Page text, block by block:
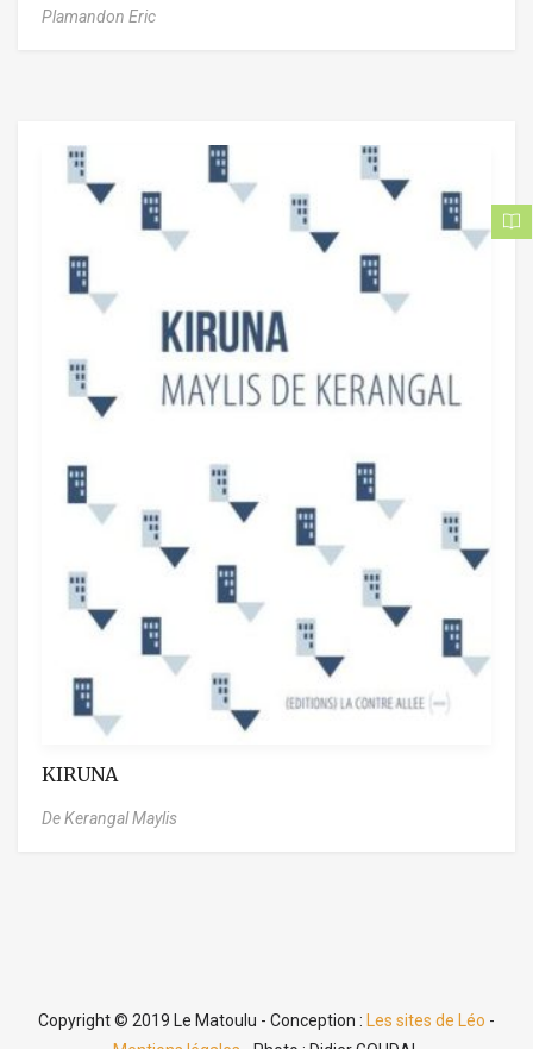
Plamandon Eric
KIRUNA
De Kerangal Maylis
Copyright © 2019 Le Matoulu - Conception : Les sites de Léo -